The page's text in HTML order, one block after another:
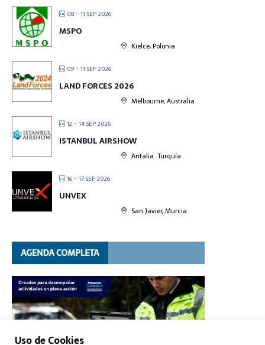
08 - 11 SEP 2026
MSPO
Kielce, Polonia
09 - 11 SEP 2026
LAND FORCES 2026
Melbourne, Australia
12 - 14 SEP 2026
ISTANBUL AIRSHOW
Antalia. Turquía
16 - 17 SEP 2026
UNVEX
San Javier, Murcia
Uso de Cookies